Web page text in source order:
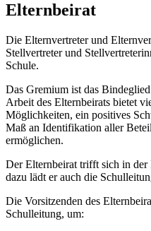
Elternbeirat
Die Elternvertreter und
Stellvertreter und
Schule.
Das Gremium ist das
Arbeit des Elternbeirats bietet
Möglichkeiten, ein positives
Maß an Identifikation aller
ermöglichen.
Der Elternbeirat trifft sich in
dazu lädt er auch die
Die Vorsitzenden des
Schulleitung, um: